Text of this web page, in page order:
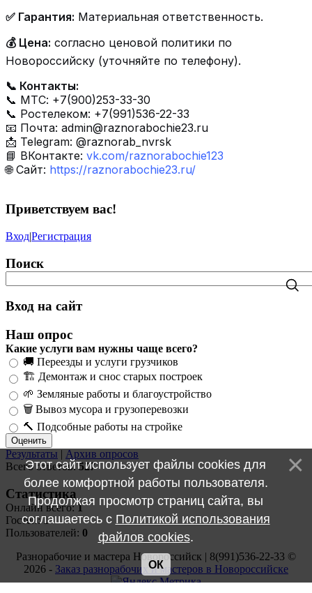
✅ Гарантия: Материальная ответственность.
💰 Цена: согласно ценовой политики по
Новороссийску (уточняйте по телефону).
📞 Контакты:
📞 МТС: +7(900)253-33-30
📞 Ростелеком: +7(991)536-22-33
📧 Почта: admin@raznorabochie23.ru
📩 Telegram: @raznorab_nvrsk
📘 ВКонтакте: vk.com/raznorabochie123
🌐 Сайт: https://raznorabochie23.ru/
Приветствуем вас!
Вход|Регистрация
Поиск
Вход на сайт
Наш опрос
Какие услуги вам нужны чаще всего?
🚚 Переезды и услуги грузчиков
🏗️ Демонтаж и снос старых построек
🌱 Земляные работы и благоустройство
🗑️ Вывоз мусора и грузоперевозки
🔨 Подсобные работы на стройке
Результаты | Архив опросов
Всего ответов:527
Статистика
Онлайн всего:1
Гостей:1
Пользователей: 0
Разнорабочие и мастера Новороссийск | 8(991)536-22-33 ©
2026 - Заказ разнорабочих и мастеров в Новороссийске
Этот сайт использует файлы cookies для
более комфортной работы пользователя.
Продолжая просмотр страниц сайта, вы
соглашаетесь с Политикой использования
файлов cookies.
ОК